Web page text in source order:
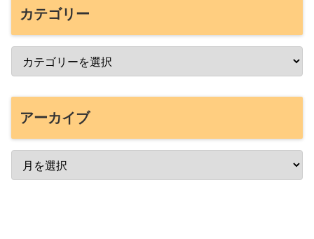
カテゴリー
アーカイブ